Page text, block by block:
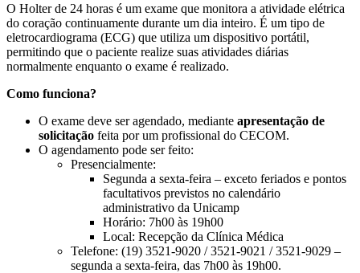
O Holter de 24 horas é um exame que monitora a atividade elétrica
do coração continuamente durante um dia inteiro. É um tipo de
eletrocardiograma (ECG) que utiliza um dispositivo portátil,
permitindo que o paciente realize suas atividades diárias
normalmente enquanto o exame é realizado.
Como funciona?
O exame deve ser agendado, mediante apresentação de
solicitação feita por um profissional do CECOM.
O agendamento pode ser feito:
Presencialmente:
Segunda a sexta-feira – exceto feriados e pontos
facultativos previstos no calendário
administrativo da Unicamp
Horário: 7h00 às 19h00
Local: Recepção da Clínica Médica
Telefone: (19) 3521-9020 / 3521-9021 / 3521-9029 –
segunda a sexta-feira, das 7h00 às 19h00.